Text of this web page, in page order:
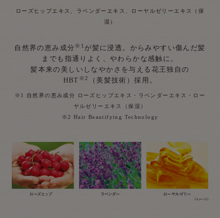
ローズヒップエキス、ラベンダーエキス、ローヤルゼリーエキス（保
湿）
自然界の恵み成分 ※1 が髪に浸透。からみやすい傷んだ髪
までも指通りよく、やわらかな感触に。
髪本来の美しいしなやかさを与える花王独自の
HBT ※2 （美髪技術）採用。
※1 自然界の恵み成分 ローズヒップエキス・ラベンダーエキス・ロー
ヤルゼリーエキス（保湿）
※2 Hair Beautifying Technology